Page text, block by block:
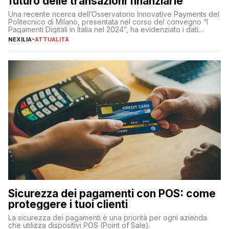
Una recente ricerca dell’Osservatorio Innovative Payments del
Politecnico di Milano, presentata nel corso del convegno “I
Pagamenti Digitali in Italia nel 2024”, ha evidenziato i dati
definitivi del primo semestre 2024 relativamente alle
NEXILIA-ATTUALITÀ
Sicurezza dei pagamenti con POS: come
proteggere i tuoi clienti
La sicurezza dei pagamenti è una priorità per ogni azienda
che utilizza dispositivi POS (Point of Sale).